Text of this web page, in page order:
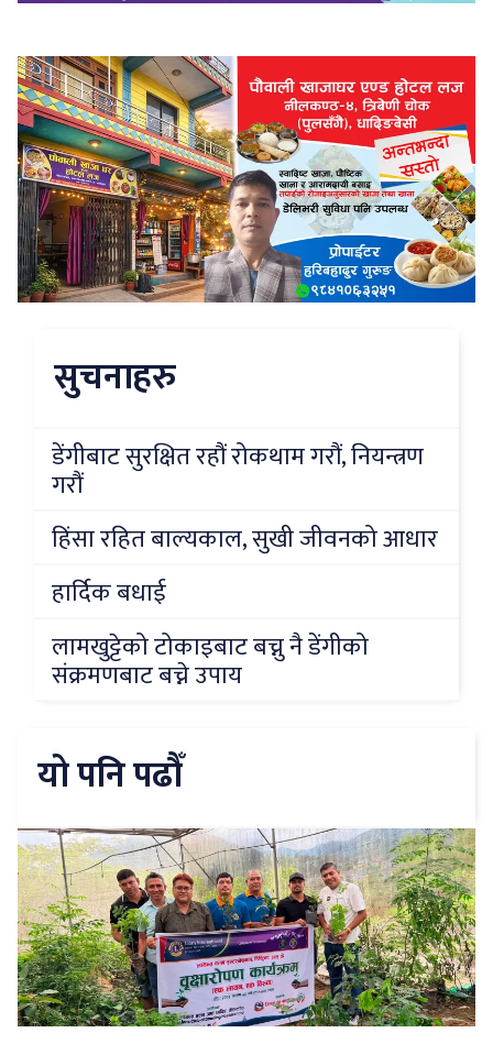
सुचनाहरु
डेंगीबाट सुरक्षित रहौं रोकथाम गरौं, नियन्त्रण
गरौं
हिंसा रहित बाल्यकाल, सुखी जीवनको आधार
हार्दिक बधाई
लामखुट्टेको टोकाइबाट बच्नु नै डेंगीको
संक्रमणबाट बच्ने उपाय
यो पनि पढौँ